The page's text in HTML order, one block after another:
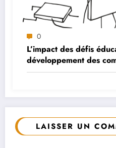
0
L’impact des défis
développement des
LAISSER UN